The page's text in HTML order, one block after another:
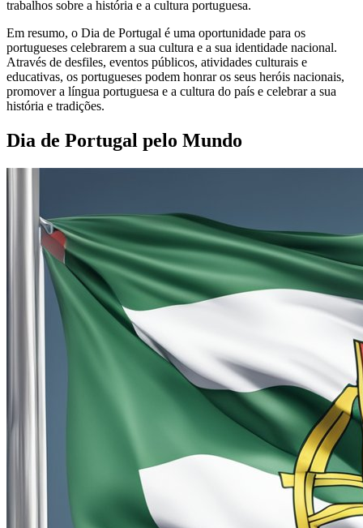
trabalhos sobre a história e a cultura portuguesa.
Em resumo, o Dia de Portugal é uma oportunidade para os
portugueses celebrarem a sua cultura e a sua identidade nacional.
Através de desfiles, eventos públicos, atividades culturais e
educativas, os portugueses podem honrar os seus heróis nacionais,
promover a língua portuguesa e a cultura do país e celebrar a sua
história e tradições.
Dia de Portugal pelo Mundo